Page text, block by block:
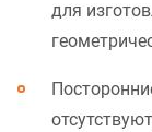
для